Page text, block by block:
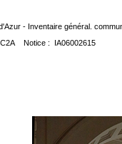
- Inventaire général.
Notice : IA06002615